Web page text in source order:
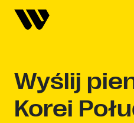
Wyślij
Korei